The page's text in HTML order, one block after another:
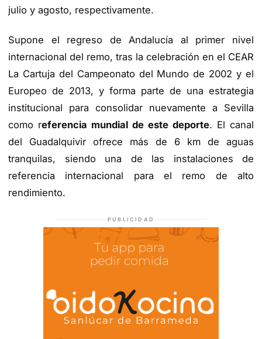
julio y agosto, respectivamente.
Supone el regreso de Andalucía al primer nivel
internacional del remo, tras la celebración en el CEAR
La Cartuja del Campeonato del Mundo de 2002 y el
Europeo de 2013, y forma parte de una estrategia
institucional para consolidar nuevamente a Sevilla
como referencia mundial de este deporte. El canal
del Guadalquivir ofrece más de 6 km de aguas
tranquilas, siendo una de las instalaciones de
referencia internacional para el remo de alto
rendimiento.
PUBLICIDAD